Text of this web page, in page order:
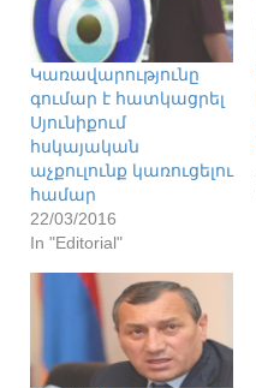
Կառավարությունը
գումար է հատկացրել
Սյունիքում
հսկայական
աչքուլունք կառուցելու
համար
22/03/2016
In "Editorial"